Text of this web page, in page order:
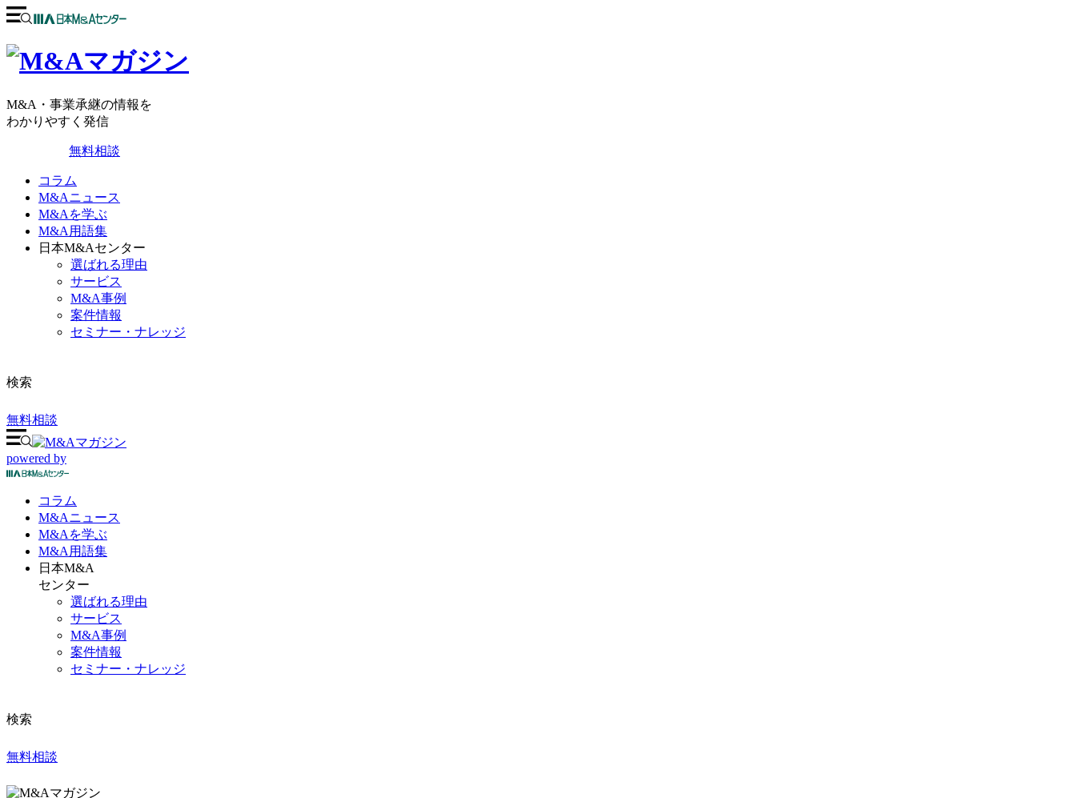
M&A・事業承継の情報を
わかりやすく発信
無料相談
コラム
M&Aニュース
M&Aを学ぶ
M&A用語集
日本M&Aセンター
選ばれる理由
サービス
M&A事例
案件情報
セミナー・ナレッジ
検索
無料相談
powered by
コラム
M&Aニュース
M&Aを学ぶ
M&A 用語集
日本M&A
センター
選ばれる理由
サービス
M&A事例
案件情報
セミナー・ナレッジ
検索
無料相談